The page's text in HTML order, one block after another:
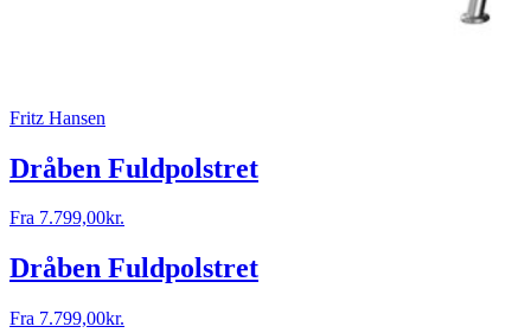
Fritz Hansen
Dråben Fuldpolstret
Fra 7.799,00kr.
Dråben Fuldpolstret
Fra 7.799,00kr.